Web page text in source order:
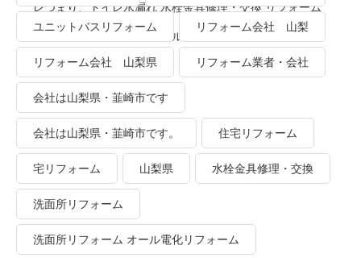
レつまり、トイレ水漏れ 水栓金具修理・交換 リフォーム
業者・会社 ＴＯＴＯリモデルクラブ
ユニットバスリフォーム リフォーム会社 山梨
リフォーム会社 山梨県 リフォーム業者・会社
会社は山梨県・韮崎市です
会社は山梨県・韮崎市です。 住宅リフォーム
宅リフォーム 山梨県 水栓金具修理・交換
洗面所リフォーム
洗面所リフォーム オール電化リフォーム